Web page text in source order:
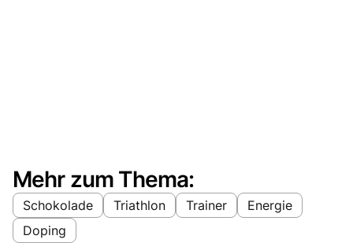
Mehr zum Thema:
Schokolade Triathlon Trainer
Energie
Doping